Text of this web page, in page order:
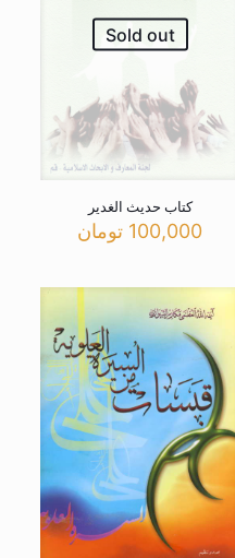
Sold out
کتاب حدیث الغدیر
100,000 تومان